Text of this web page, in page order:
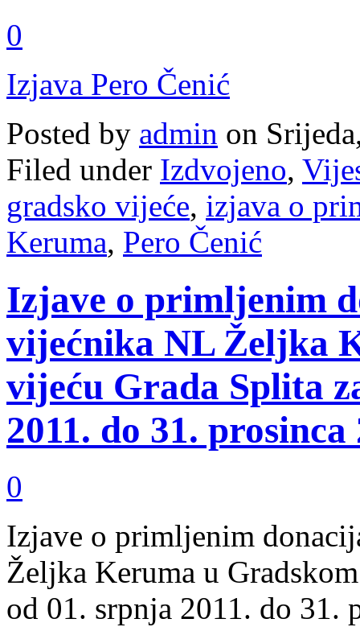
0
Izjava Pero Čenić
Posted by admin on
Filed under Izdvojeno,
gradsko vijeće, izjava o
Keruma, Pero Čenić
Izjave o primljenim
vijećnika NL Željka
vijeću Grada Splita
2011. do 31. prosinca
0
Izjave o primljenim
Željka Keruma u
od 01. srpnja 2011. do 31.